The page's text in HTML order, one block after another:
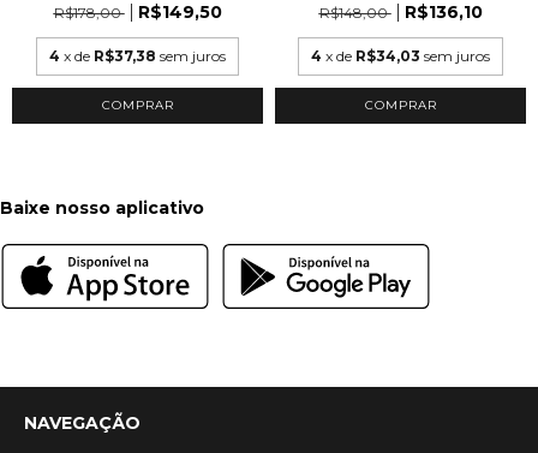
R$178,00
R$149,50
4 x de R$37,38 sem juros
COMPRAR
R$148,00
R$136,10
4 x de R$34,03 sem juros
COMPRAR
Baixe nosso aplicativo
NAVEGAÇÃO